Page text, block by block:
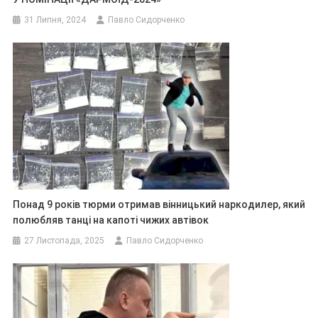
31 Липня, 2024 Павло Сидорченко
Понад 9 років тюрми отримав вінницький наркодилер, який
полюбляв танці на капоті чижих автівок
27 Листопада, 2025 Павло Сидорченко